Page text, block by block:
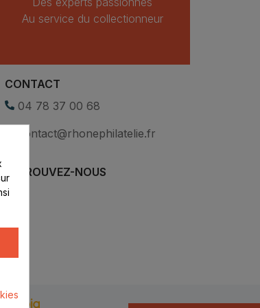
Au service du collectionneur
CONTACT
04 78 37 00 68
contact@rhonephilatelie.fr
RETROUVEZ-NOUS